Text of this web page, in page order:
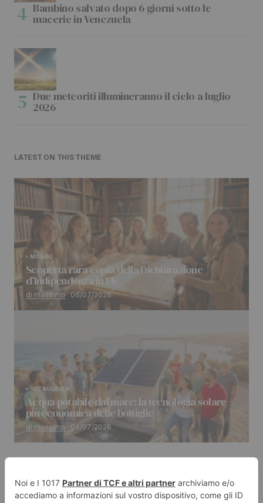
Bambino salvato dopo 6 giorni sotto le
macerie in Venezuela
Due meteoriti illumineranno il cielo a luglio
2026
LATEST ON THIS THEME
MONDO
Scoperta rara copia della Dichiarazione
d’Indipendenza in UK
di massimo 06/07/2026
TECNOLOGIA
Acqua potabile dal mare: la tecnologia solare
più economica delle bottiglie
di massimo 04/07/2026